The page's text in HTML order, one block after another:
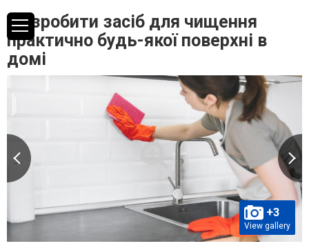
Як зробити засіб для чищення
практично будь-якої поверхні в
домі
+3
View gallery